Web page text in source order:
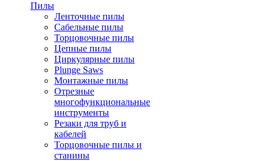
Пилы
Ленточные пилы
Сабельные пилы
Торцовочные пилы
Цепные пилы
Циркулярные пилы
Plunge Saws
Монтажные пилы
Отрезные
многофункциональные
инструменты
Резаки для труб и
кабелей
Торцовочные пилы и
станины